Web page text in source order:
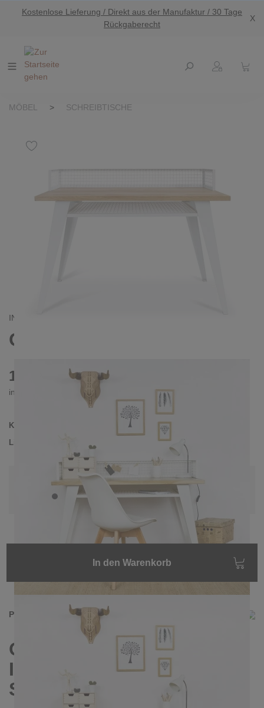
springen
Kostenlose Lieferung / Direkt aus der Manufaktur / 30 Tage
Rückgaberecht
X
MÖBEL > SCHREIBTISCHE
INDUSTRIAL/
ORATIO SCHREIBTISCH
1010 €
inkl. MwSt. inkl. Versandkosten (DE)
Kollektion
Lieferzeit
| vsl. 5. Sep - 12. Sep
Konfiguration bearbeiten
Schwarz
In den Warenkorb
Produktinformationen
ORATIO Schreibtisch –
Industrial-Design mit
Stauraum & Stil